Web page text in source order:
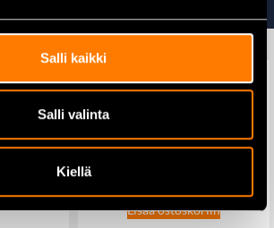
Salli kaikki
Salli valinta
Kiellä
Koolaustutka Multiscan
Lisää ostoskoriin